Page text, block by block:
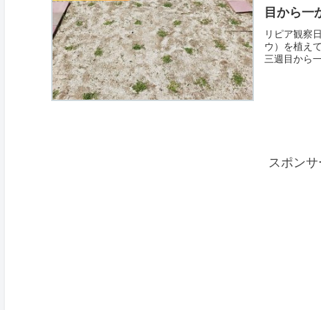
目から一
リピア観察
ウ）を植え
三週目から
スポンサ